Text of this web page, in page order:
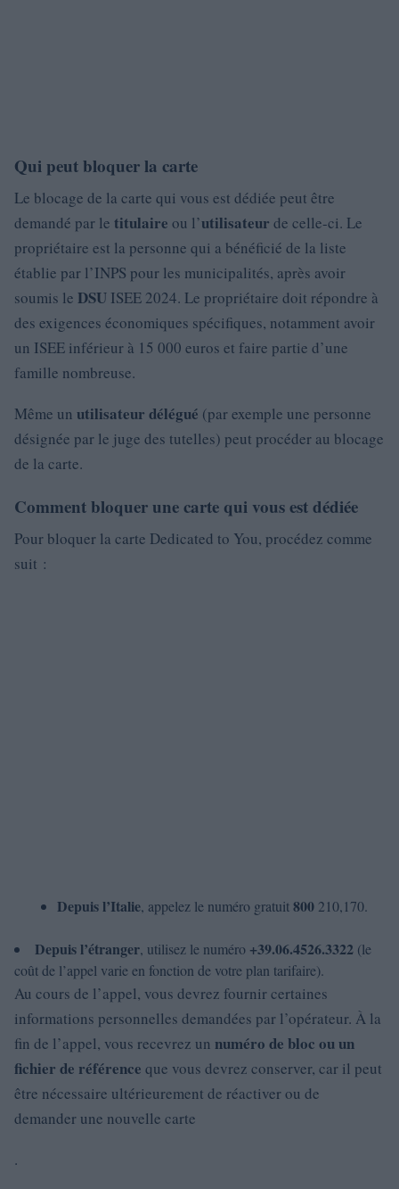
Qui peut bloquer la carte
Le blocage de la carte qui vous est dédiée peut être
demandé par le titulaire ou l’utilisateur de celle-ci. Le
propriétaire est la personne qui a bénéficié de la liste
établie par l’INPS pour les municipalités, après avoir
soumis le DSU ISEE 2024. Le propriétaire doit répondre à
des exigences économiques spécifiques, notamment avoir
un ISEE inférieur à 15 000 euros et faire partie d’une
famille nombreuse.
Même un utilisateur délégué (par exemple une personne
désignée par le juge des tutelles) peut procéder au blocage
de la carte.
Comment bloquer une carte qui vous est dédiée
Pour bloquer la carte Dedicated to You, procédez comme
suit :
Depuis l’Italie, appelez le numéro gratuit800 210,170.
Depuis l’étranger, utilisez le numéro +39.06.4526.3322 (le
coût de l’appel varie en fonction de votre plan tarifaire).
Au cours de l’appel, vous devrez fournir certaines
informations personnelles demandées par l’opérateur. À la
fin de l’appel, vous recevrez un numéro de bloc ou un
fichier de référence que vous devrez conserver, car il peut
être nécessaire ultérieurement de réactiver ou de
demander une nouvelle carte
.